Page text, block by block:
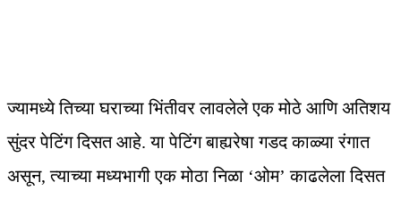
ज्यामध्ये तिच्या घराच्या भिंतीवर लावलेले एक मोठे आणि अतिशय
सुंदर पेटिंग दिसत आहे. या पेटिंग बाह्यरेषा गडद काळ्या रंगात
असून, त्याच्या मध्यभागी एक मोठा निळा ‘ओम’ काढलेला दिसत